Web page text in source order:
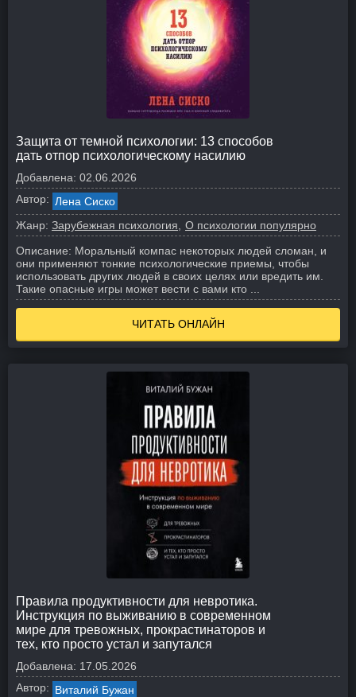
Защита от темной психологии: 13 способов
дать отпор психологическому насилию
Добавлена: 02.06.2026
Автор: Лена Сиско
Жанр: Зарубежная психология
О психологии популярно
Описание: Моральный компас некоторых людей сломан, и
они применяют тонкие психологические приемы, чтобы
использовать других людей в своих целях или вредить им.
Такие опасные игры может вести с вами кто ...
ЧИТАТЬ ОНЛАЙН
Правила продуктивности для невротика.
Инструкция по выживанию в современном
мире для тревожных, прокрастинаторов и
тех, кто просто устал и запутался
Добавлена: 17.05.2026
Автор: Виталий Бужан